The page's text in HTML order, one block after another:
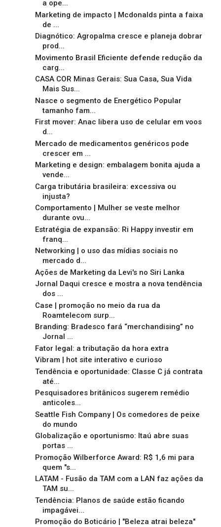
a ope...
Marketing de impacto | Mcdonalds pinta a faixa
de ...
Diagnótico: Agropalma cresce e planeja dobrar
prod...
Movimento Brasil Eficiente defende redução da
carg...
CASA COR Minas Gerais: Sua Casa, Sua Vida
Mais Sus...
Nasce o segmento de Energético Popular
tamanho fam...
First mover: Anac libera uso de celular em voos
d...
Mercado de medicamentos genéricos pode
crescer em ...
Marketing e design: embalagem bonita ajuda a
vende...
Carga tributária brasileira: excessiva ou
injusta?
Comportamento | Mulher se veste melhor
durante ovu...
Estratégia de expansão: Ri Happy investir em
franq...
Networking | o uso das mídias sociais no
mercado d...
Ações de Marketing da Levi's no Siri Lanka
Jornal Daqui cresce e mostra a nova tendência
dos ...
Case | promoção no meio da rua da
Roamtelecom surp...
Branding: Bradesco fará “merchandising” no
Jornal ...
Fator legal: a tributação da hora extra
Vibram | hot site interativo e curioso
Tendência e oportunidade: Classe C já contrata
até...
Pesquisadores britânicos sugerem remédio
anticoles...
Seattle Fish Company | Os comedores de peixe
do mundo
Globalização e oportunismo: Itaú abre suas
portas ...
Promoção Wilberforce Award: R$ 1,6 mi para
quem "s...
LATAM - Fusão da TAM com a LAN faz ações da
TAM su...
Tendência: Planos de saúde estão ficando
impagávei...
Promoção do Boticário | "Beleza atrai beleza"